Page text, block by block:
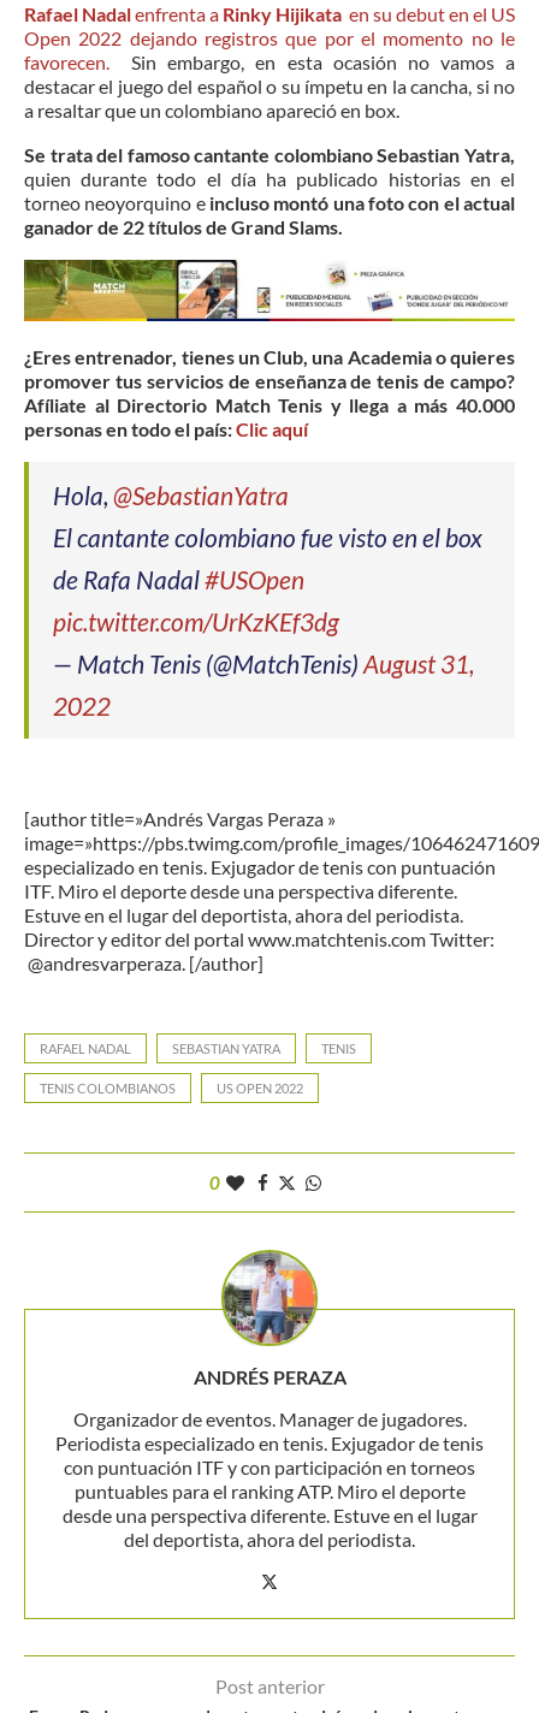
Rafael Nadalenfrenta a Rinky Hijikata en su debut en el US
Open 2022 dejando registros que por el momento no le
favorecen.
Sin embargo, en esta ocasión no vamos a
destacar el juego del español o su ímpetu en la cancha, si no
a resaltar que un colombiano apareció en box.
Se trata del famoso cantante colombiano Sebastian Yatra,
quien durante todo el día ha publicado historias en el
torneo neoyorquino e incluso montó una foto con el actual
ganador de 22 títulos de Grand Slams.
¿Eres entrenador, tienes un Club, una Academia o quieres
promover tus servicios de enseñanza de tenis de campo?
Afíliate al Directorio Match Tenis y llega a más 40.000
personas en todo el país:Clic aquí
Hola, @SebastianYatra
El cantante colombiano fue visto en el box
de Rafa Nadal#USOpen
pic.twitter.com/UrKzKEf3dg
— Match Tenis (@MatchTenis) August 31,
2022
[author title=»Andrés Vargas Peraza »
image=»https://pbs.twimg.com/profile_images/
especializado en tenis. Exjugador de tenis con puntuación
ITF. Miro el deporte desde una perspectiva diferente.
Estuve en el lugar del deportista, ahora del periodista.
Director y editor del portal www.matchtenis.com Twitter:
@andresvarperaza. [/author]
RAFAEL NADAL SEBASTIAN YATRA TENIS
TENIS COLOMBIANOS US OPEN 2022
0
ANDRÉS PERAZA
Organizador de eventos. Manager de jugadores.
Periodista especializado en tenis. Exjugador de tenis
con puntuación ITF y con participación en torneos
puntuables para el ranking ATP. Miro el deporte
desde una perspectiva diferente. Estuve en el lugar
del deportista, ahora del periodista.
Post anterior